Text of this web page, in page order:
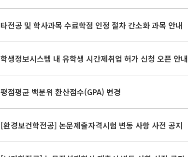
타전공 및 학사과목 수료학점 인정 절차 간소화 과목 안내
학생정보시스템 내 유학생 시간제취업 허가 신청 오픈 안내
평점평균 백분위 환산점수(GPA) 변경
[환경보건학전공] 논문제출자격시험 변동 사항 사전 공지